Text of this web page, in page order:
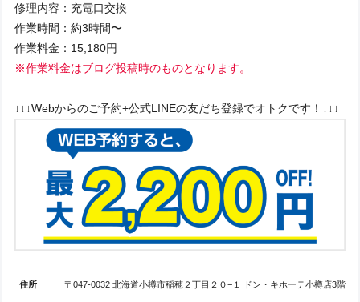
修理内容：充電口交換
作業時間：約3時間〜
作業料金：15,180円
※作業料金はブログ投稿時のものとなります。
↓↓↓Webからのご予約+公式LINEの友だち登録でオトクです！↓↓↓
住所 〒047-0032 北海道小樽市稲穂２丁目２０−１ ドン・キホーテ小樽店3階